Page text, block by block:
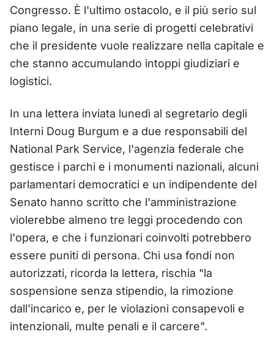
Congresso. È l'ultimo ostacolo, e il più serio sul
piano legale, in una serie di progetti celebrativi
che il presidente vuole realizzare nella capitale e
che stanno accumulando intoppi giudiziari e
logistici.
In una lettera inviata lunedì al segretario degli
Interni Doug Burgum e a due responsabili del
National Park Service, l'agenzia federale che
gestisce i parchi e i monumenti nazionali, alcuni
parlamentari democratici e un indipendente del
Senato hanno scritto che l'amministrazione
violerebbe almeno tre leggi procedendo con
l'opera, e che i funzionari coinvolti potrebbero
essere puniti di persona. Chi usa fondi non
autorizzati, ricorda la lettera, rischia "la
sospensione senza stipendio, la rimozione
dall'incarico e, per le violazioni consapevoli e
intenzionali, multe penali e il carcere".